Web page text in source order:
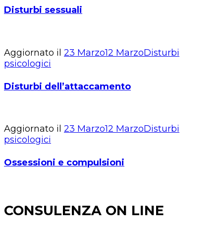
Disturbi sessuali
Aggiornato il 23 Marzo12 MarzoDisturbi
psicologici
Disturbi dell’attaccamento
Aggiornato il 23 Marzo12 MarzoDisturbi
psicologici
Ossessioni e compulsioni
CONSULENZA ON LINE